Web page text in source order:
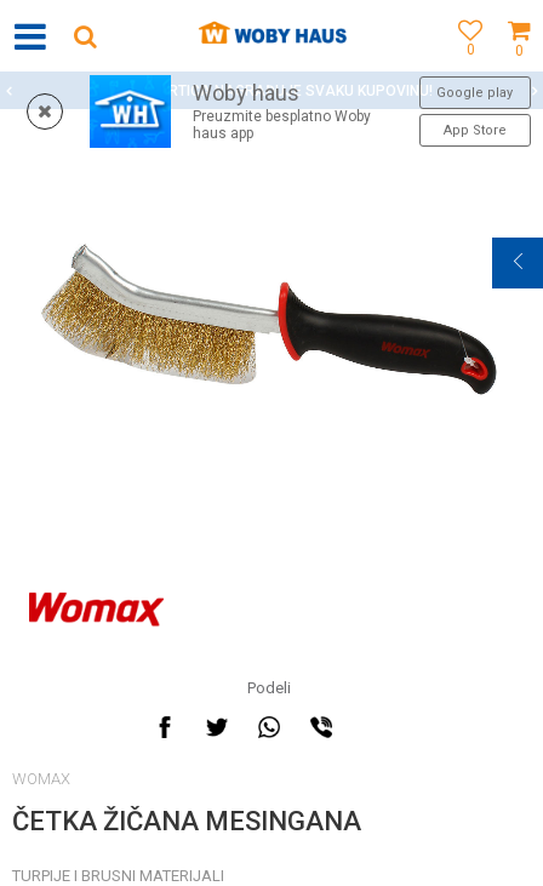
0
0
Woby haus
Preuzmite besplatno Woby
haus app
Google play
App Store
WOBY KARTICA NAGRAĐUJE SVAKU KUPOVINU!
Podeli
WOMAX
ČETKA ŽIČANA MESINGANA
TURPIJE I BRUSNI MATERIJALI